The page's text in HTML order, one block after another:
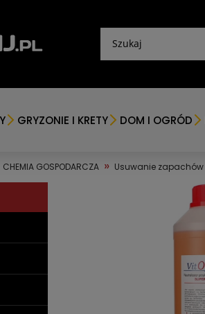
GRYZONIE I KRETY DOM I OGRÓD
CHEMIA GOSPODARCZA » Usuwanie zapachów